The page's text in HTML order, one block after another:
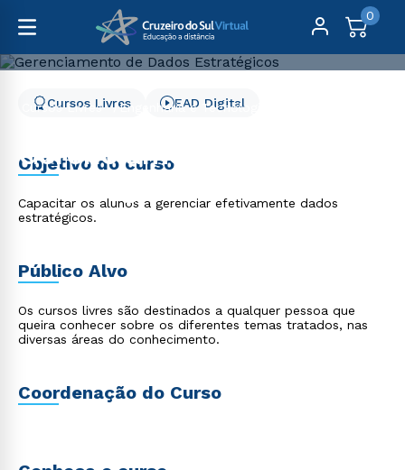
0
Cursos Livres
Engenharia e Tecnologia
Gerenciamento de Dados
Estratégicos
Cursos Livres EAD Digital
Objetivo do curso
Capacitar os alunos a gerenciar efetivamente dados
estratégicos.
Público Alvo
Os cursos livres são destinados a qualquer pessoa que
queira conhecer sobre os diferentes temas tratados, nas
diversas áreas do conhecimento.
Coordenação do Curso